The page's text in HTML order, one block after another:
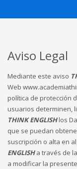
Aviso Legal
Mediante este aviso
Web
política de protección
usuarios determinen,
THINK ENGLISHlos
que se puedan
suscripción o alta en
ENGLISHa través de
a modificar la